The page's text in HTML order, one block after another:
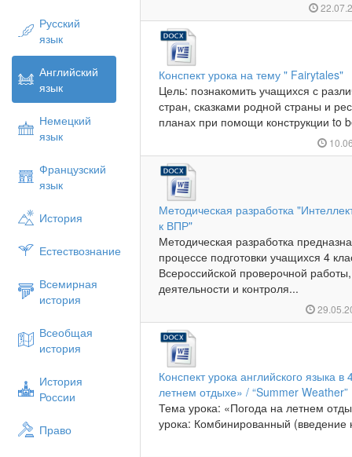
Русский
язык
Английский
язык
Немецкий
язык
Французский
язык
История
Естествознание
Всемирная
история
Всеобщая
история
История
России
Право
Конспект урока на тему " Fairytales"
Цель: познакомить учащихся с
стран, сказками родной страны и
планах при помощи конструкции to
Методическая разработка
к ВПР"
Методическая разработка
процессе подготовки учащихся 4
Всероссийской проверочной
деятельности и контроля...
Конспект урока английского языка
летнем отдыхе» / “Summer Weather”
Тема урока: «Погода на летнем
урока: Комбинированный (введение